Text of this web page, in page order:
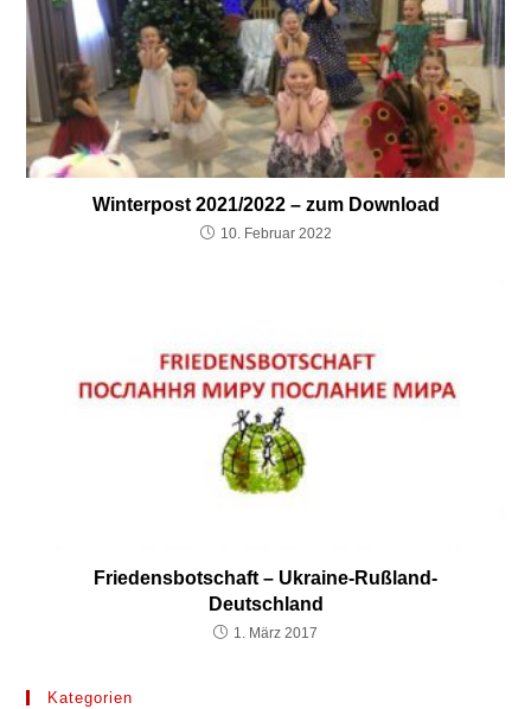
Winterpost 2021/2022 – zum Download
10. Februar 2022
Friedensbotschaft – Ukraine-Rußland-
Deutschland
1. März 2017
Kategorien